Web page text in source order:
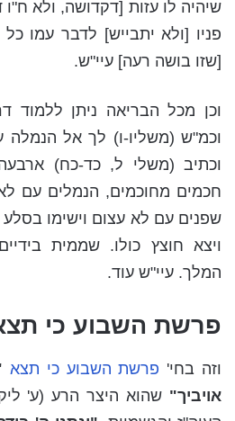
שיהיה לו עזות [דקדושה, ולא
פניו [ולא יתבייש] לדבר עמו
[שזו בושה רעה] עיי"ש.
וכן מכל הבריאה ניתן ללמוד
וכמ"ש (משליו-ו) לך אל הנמלה
וכתיב (משלי ל, כד-כח)
חכמים מחוכמים, הנמלים עם לא
שפנים עם לא עצום וישימו
ויצא חוצץ כולו. שממית
המלך. עיי"ש עוד.
פרשת השבוע כי
וזה בחי' פרשת השבוע כי תצא
אויביך" שהוא היצר הרע (ע'